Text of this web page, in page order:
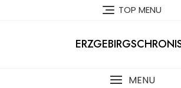
TOP MENU
MENU